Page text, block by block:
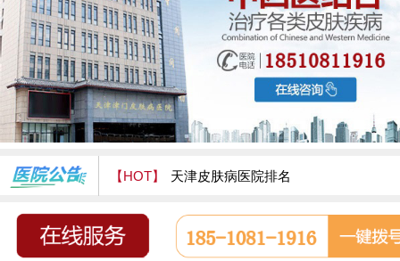
【HOT】 天津皮肤病医院排名
天津津门皮肤病医院怎么样